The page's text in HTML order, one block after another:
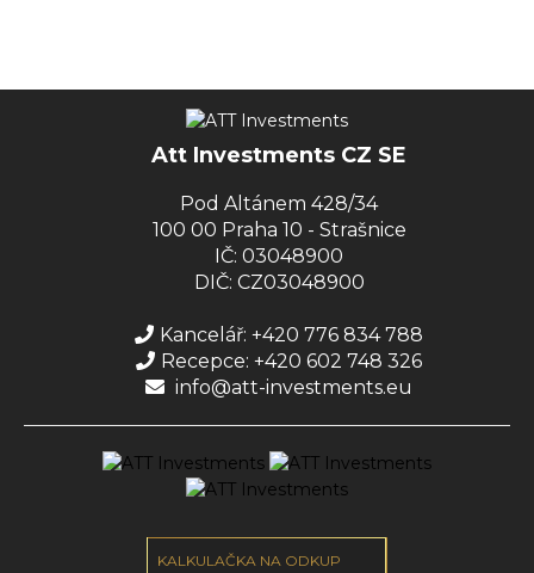
Att Investments CZ SE
Pod Altánem 428/34
100 00 Praha 10 - Strašnice
IČ: 03048900
DIČ: CZ03048900
Kancelář: +420 776 834 788
Recepce: +420 602 748 326
info@att-investments.eu
KALKULAČKA NA ODKUP